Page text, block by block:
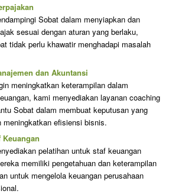
Sobat dalam menyiapkan dan
sesuai dengan aturan yang berlaku,
tidak perlu khawatir menghadapi masalah
dan Akuntansi
meningkatkan keterampilan dalam
kami menyediakan layanan coaching
Sobat dalam membuat keputusan yang
meningkatkan efisiensi bisnis.
pelatihan untuk staf keuangan
memiliki pengetahuan dan keterampilan
untuk mengelola keuangan perusahaan